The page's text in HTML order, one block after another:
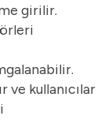
girilir.
ve kullanıcılar